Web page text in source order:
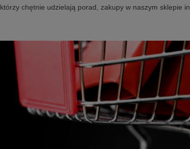
chętnie udzielają porad, zakupy w naszym sklepie